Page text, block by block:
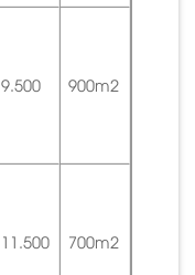
9.500 900m2
11.500 700m2